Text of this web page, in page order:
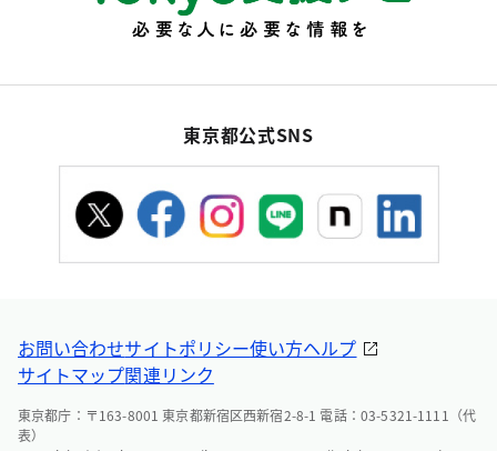
東京都公式SNS
お問い合わせサイトポリシー使い方ヘルプ
サイトマップ関連リンク
東京都庁：〒163-8001 東京都新宿区西新宿2-8-1 電話：03-5321-1111（代
表）